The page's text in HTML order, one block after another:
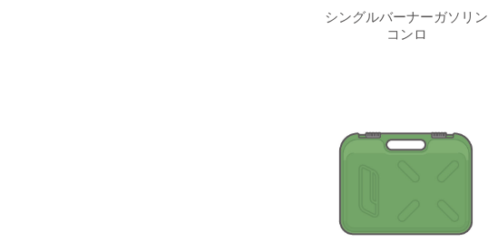
シングルバーナーガソリン
コンロ